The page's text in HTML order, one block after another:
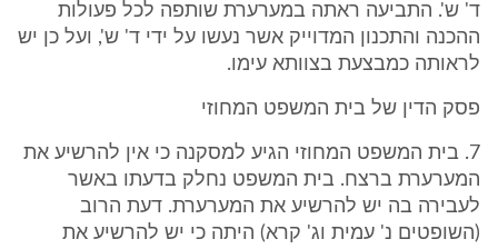
ד' ש'. התביעה ראתה במערערת שותפה לכל פעולות
ההכנה והתכנון המדוייק אשר נעשו על ידי ד' ש', ועל כן יש
לראותה כמבצעת בצוותא עימו.
פסק הדין של בית המשפט המחוזי
7. בית המשפט המחוזי הגיע למסקנה כי אין להרשיע את
המערערת ברצח. בית המשפט נחלק בדעתו באשר
לעבירה בה יש להרשיע את המערערת. דעת הרוב
(השופטים נ' עמית וג' קרא) היתה כי יש להרשיע את